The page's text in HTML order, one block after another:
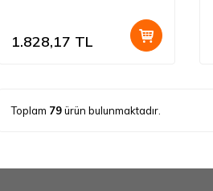
1.828,17 TL
Toplam 79ürün bulunmaktadır.